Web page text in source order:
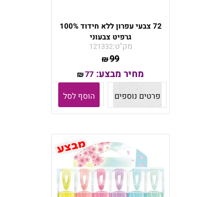
72 צבעי עפרון ללא חידוד 100%
גרפיט צבעוני
מק"ט:121332
₪99
מחיר מבצע: ₪77
פרטים נוספים
הוסף לסל